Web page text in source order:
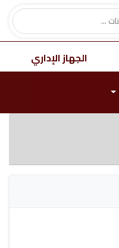
الجهاز الإداري